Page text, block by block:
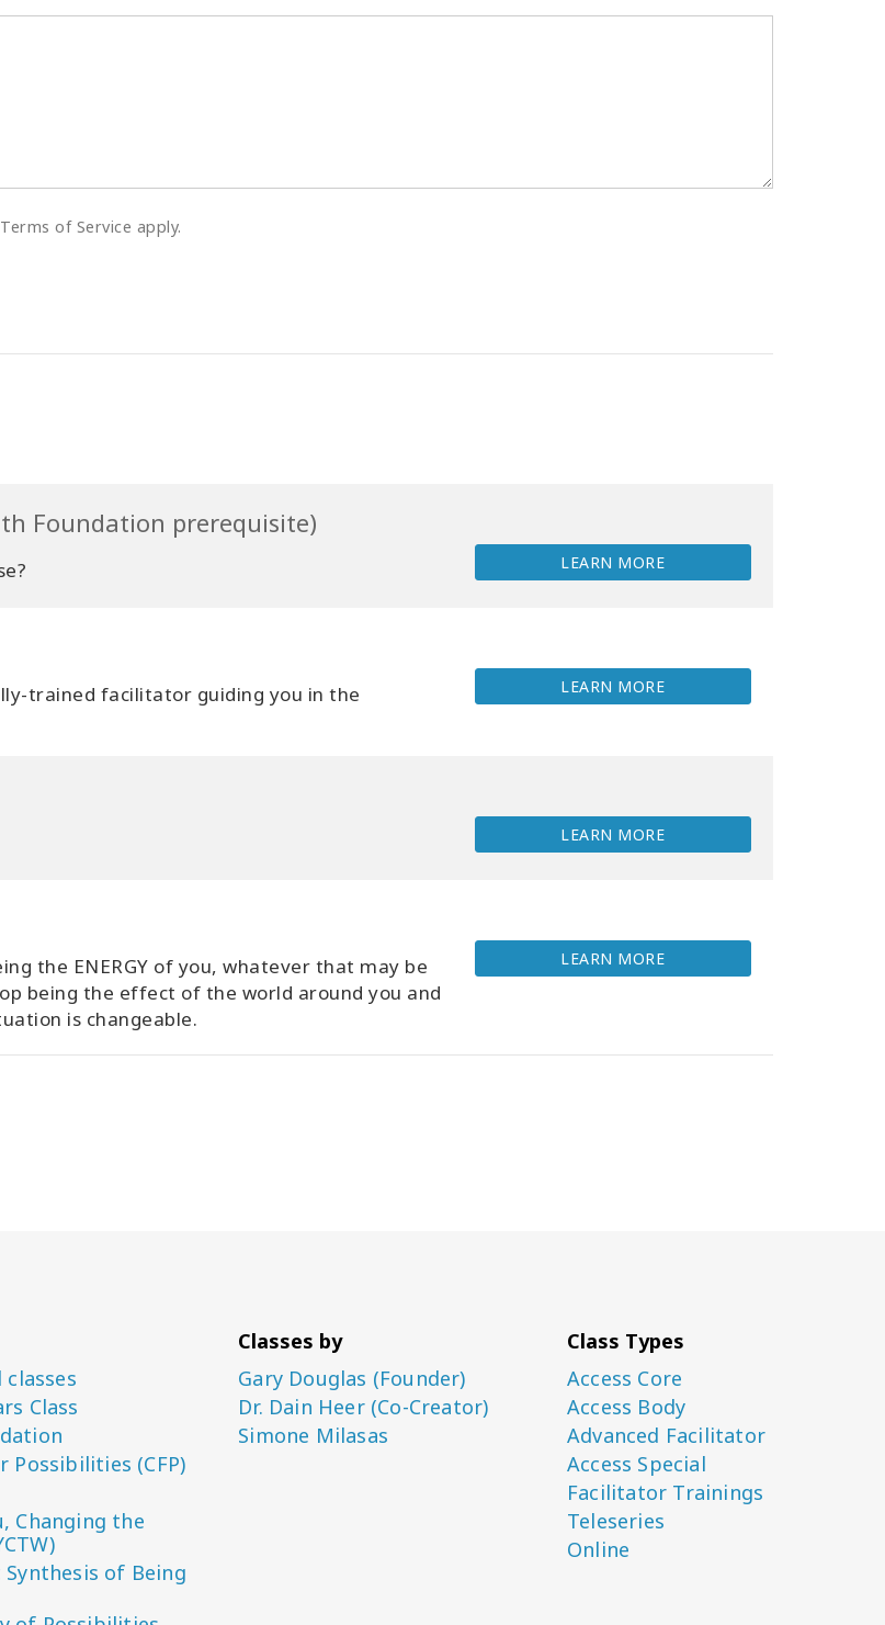
of Service apply.
Foundation prerequisite)
LEARN MORE
trained facilitator guiding you in the
LEARN MORE
LEARN MORE
the ENERGY of you, whatever that may be
being the effect of the world around you and
is changeable.
LEARN MORE
classes
Class
Possibilities (CFP)
Changing the
Synthesis of Being
Classes by
Gary Douglas (Founder)
Dr. Dain Heer (Co-Creator)
Simone Milasas
Class Types
Access Core
Access Body
Advanced Facilitator
Access Special
Facilitator Trainings
Teleseries
Online